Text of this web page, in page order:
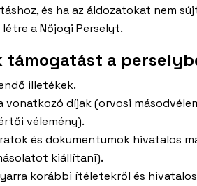
és ha az áldozatokat nem
a Nőjogi Perselyt.
a
illetékek.
díjak (orvosi
vélemény).
és dokumentumok hivatalos
kiállítani).
korábbi ítéletekről és